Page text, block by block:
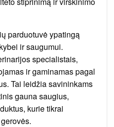
parduotuvė ypatingą
ir saugumui.
specialistais,
ir gaminamas pagal
Tai leidžia savininkams
gauna saugius,
kurie tikrai